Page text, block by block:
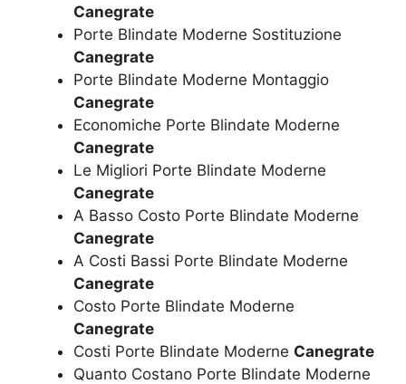
Canegrate
Porte Blindate Moderne Sostituzione
Canegrate
Porte Blindate Moderne Montaggio
Canegrate
Economiche Porte Blindate Moderne
Canegrate
Le Migliori Porte Blindate Moderne
Canegrate
A Basso Costo Porte Blindate Moderne
Canegrate
A Costi Bassi Porte Blindate Moderne
Canegrate
Costo Porte Blindate Moderne
Canegrate
Costi Porte Blindate Moderne Canegrate
Quanto Costano Porte Blindate Moderne